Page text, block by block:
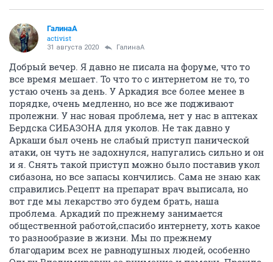
ГалинаА
activist
31 августа 2020 ГалинаА
Добрый вечер. Я давно не писала на форуме, что то
все время мешает. То что то с интернетом не то, то
устаю очень за день. У Аркадия все более менее в
порядке, очень медленно, но все же подживают
пролежни. У нас новая проблема, нет у нас в аптеках
Бердска СИБАЗОНА для уколов. Не так давно у
Аркаши был очень не слабый приступ панической
атаки, он чуть не задохнулся, напугались сильно и он
и я. Снять такой приступ можно было поставив укол
сибазона, но все запасы кончились. Сама не знаю как
справились.Рецепт на препарат врач выписала, но
вот где мы лекарство это будем брать, наша
проблема. Аркадий по прежнему занимается
общественной работой,спасибо интернету, хоть какое
то разнообразие в жизни. Мы по прежнему
благодарим всех не равнодушных людей, особенно